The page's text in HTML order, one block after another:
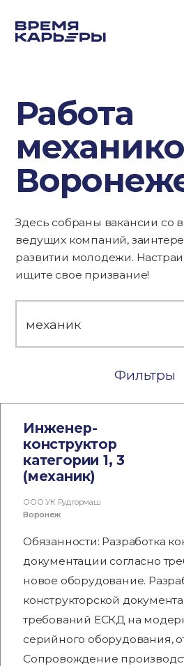
Работа
Здесь собраны вакансии со
ведущих компаний,
развитии молодежи.
ищите свое призвание!
Фильтры
Инженер-
конструктор
категории 1, 3
(механик)
ООО УК Рудгормаш
Воронеж
Обязанности: Разработка
документации согласно
новое оборудование.
конструкторской
требований ЕСКД на
серийного оборудования,
Сопровождение